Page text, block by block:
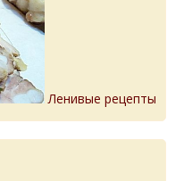
Ленивые рецепты